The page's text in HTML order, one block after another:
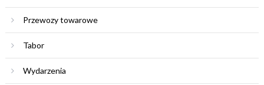
Przewozy towarowe
Tabor
Wydarzenia